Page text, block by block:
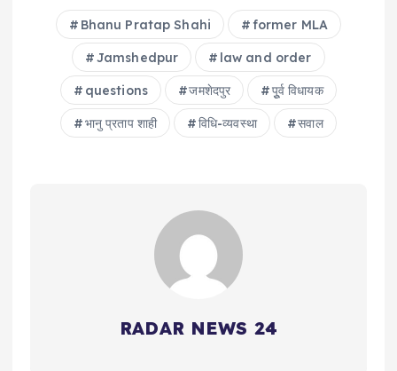
Bhanu Pratap Shahi former MLA
Jamshedpur law and order
questions जमशेदपुर पूुर्व विधायक
भानु प्रताप शाही विधि-व्यवस्था सवाल
RADAR NEWS 24